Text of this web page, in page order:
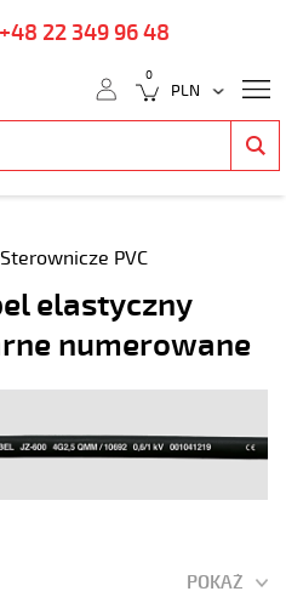
22 349 96 48
0
Sterownicze PVC
elastyczny
numerowane
POKAŻ